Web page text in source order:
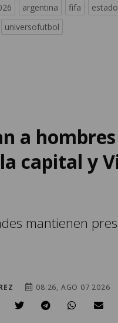
argentina fifa
universofutbol
a
capital y
mantienen
08:26, AGO 07 2026